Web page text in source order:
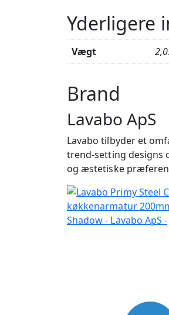
Yderligere
Vægt
Brand
Lavabo ApS
Lavabo tilbyder et
trend-setting designs
og æstetiske